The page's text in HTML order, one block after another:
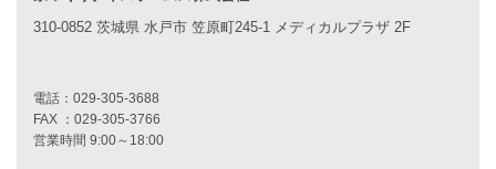
耐震性能
家づくりの流れ
310-0852 茨城県 水戸市 笠原町245-1 メディカルプラザ 2F